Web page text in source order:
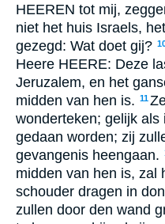
HEEREN tot mij,
niet het huis Israels,
gezegd: Wat doet gij?
Heere HEERE: Deze
Jeruzalem, en het
midden van hen is. 11
wonderteken; gelijk
gedaan worden; zij
gevangenis heengaan.
midden van hen is, zal
schouder dragen in
zullen door den wand